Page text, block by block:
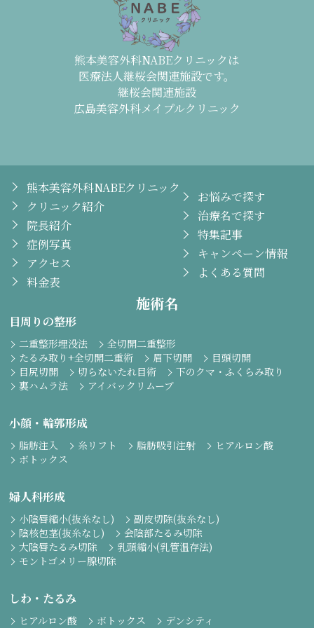
熊本美容外科NABEクリニックは
医療法人継桜会関連施設です。
継桜会関連施設
広島美容外科メイプルクリニック
熊本美容外科NABEクリニック
クリニック紹介
院長紹介
症例写真
アクセス
料金表
お悩みで探す
治療名で探す
特集記事
キャンペーン情報
よくある質問
施術名
目周りの整形
二重整形埋没法
全切開二重整形
たるみ取り+全切開二重術
眉下切開
目頭切開
目尻切開
切らないたれ目術
下のクマ・ふくらみ取り
裏ハムラ法
アイバックリムーブ
小顔・輪郭形成
脂肪注入 糸リフト 脂肪吸引注射
ヒアルロン酸
ボトックス
婦人科形成
小陰唇縮小(抜糸なし)
副皮切除(抜糸なし)
陰核包茎(抜糸なし)
会陰部たるみ切除
大陰唇たるみ切除
乳頭縮小(乳管温存法)
モントゴメリー腺切除
しわ・たるみ
ヒアルロン酸 ボトックス デンシティ